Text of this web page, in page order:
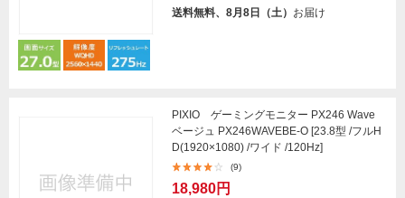
送料無料、8月8日（土） お届け
PIXIO ゲーミングモニター PX246 Wave
ベージュ PX246WAVEBE-O [23.8型 /フルH
D(1920×1080) /ワイド /120Hz]
(9)
18,980円